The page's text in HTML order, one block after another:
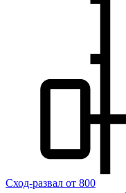
Сход-развал от 800